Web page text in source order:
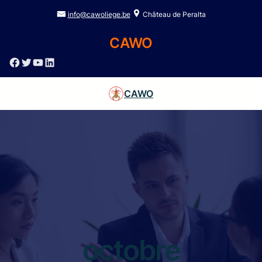
info@cawoliege.be Château de Peralta
CAWO
Facebook Twitter YouTube LinkedIn
CAWO
octobre